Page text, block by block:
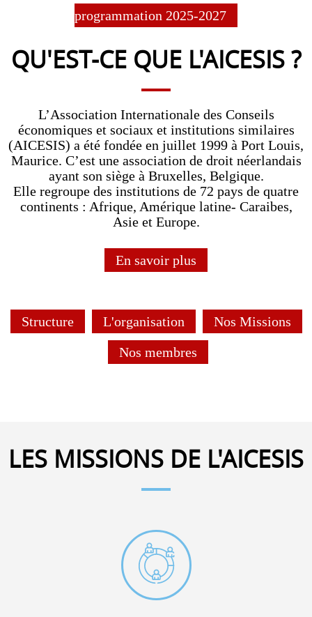
programmation 2025-2027
QU'EST-CE QUE L'AICESIS ?
L’Association Internationale des Conseils
économiques et sociaux et institutions similaires
(AICESIS) a été fondée en juillet 1999 à Port Louis,
Maurice. C’est une association de droit néerlandais
ayant son siège à Bruxelles, Belgique.
Elle regroupe des institutions de 72 pays de quatre
continents : Afrique, Amérique latine- Caraibes,
Asie et Europe.
En savoir plus
Structure L'organisation
Nos Missions
Nos membres
LES MISSIONS DE L'AICESIS